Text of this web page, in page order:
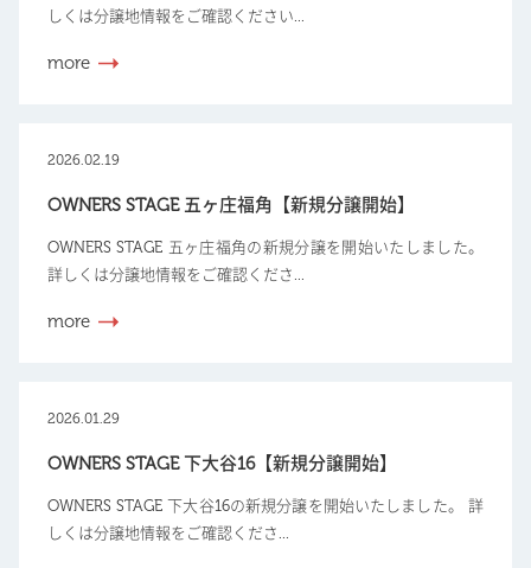
しくは分譲地情報をご確認ください...
more
2026.02.19
OWNERS STAGE 五ヶ庄福角【新規分譲開始】
OWNERS STAGE 五ヶ庄福角の新規分譲を開始いたしました。
詳しくは分譲地情報をご確認くださ...
more
2026.01.29
OWNERS STAGE 下大谷16【新規分譲開始】
OWNERS STAGE 下大谷16の新規分譲を開始いたしました。 詳
しくは分譲地情報をご確認くださ...